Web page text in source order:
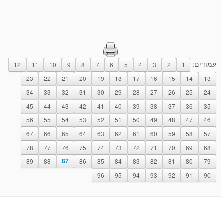
עמודים: 1
2
3
4
5
6
7
8
9
10
11
12
13
14
15
16
17
18
19
20
21
22
23
24
25
26
27
28
29
30
31
32
33
34
35
36
37
38
39
40
41
42
43
44
45
46
47
48
49
50
51
52
53
54
55
56
57
58
59
60
61
62
63
64
65
66
67
68
69
70
71
72
73
74
75
76
77
78
79
80
81
82
83
84
85
86
87
88
89
90
91
92
93
94
95
96